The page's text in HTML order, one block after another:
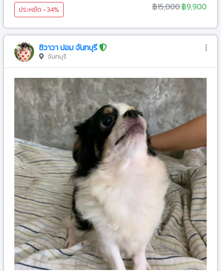
ประหยัด -34% ฿15,000฿9,900
ชิวาวา ปอม จันทบุรี
จันทบุรี